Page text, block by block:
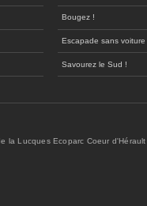
Bougez !
Escapade sans voiture
Savourez le Sud !
la Lucques Ecoparc Coeur